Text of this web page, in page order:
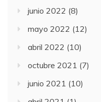
junio 2022 (8)
mayo 2022 (12)
abril 2022 (10)
octubre 2021 (7)
junio 2021 (10)